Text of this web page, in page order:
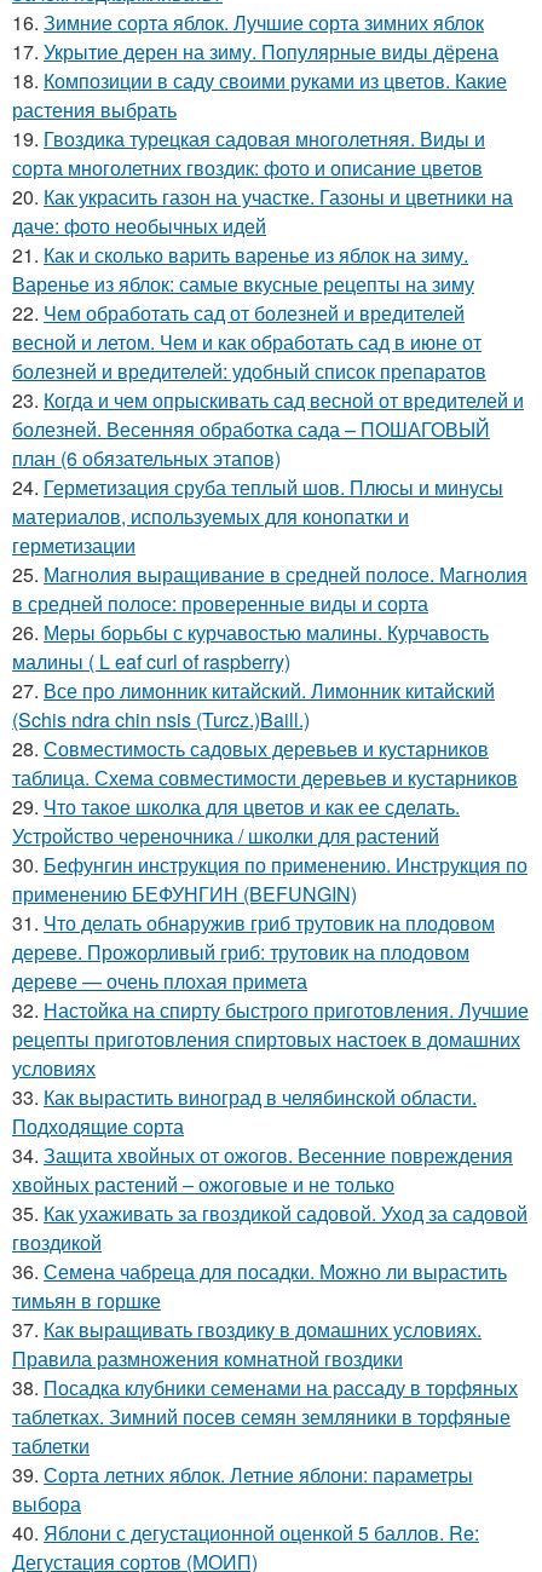
16. Зимние сорта яблок. Лучшие сорта зимних яблок
17. Укрытие дерен на зиму. Популярные виды дёрена
18. Композиции в саду своими руками из цветов. Какие
растения выбрать
19. Гвоздика турецкая садовая многолетняя. Виды и
сорта многолетних гвоздик: фото и описание цветов
20. Как украсить газон на участке. Газоны и цветники на
даче: фото необычных идей
21. Как и сколько варить варенье из яблок на зиму.
Варенье из яблок: самые вкусные рецепты на зиму
22. Чем обработать сад от болезней и вредителей
весной и летом. Чем и как обработать сад в июне от
болезней и вредителей: удобный список препаратов
23. Когда и чем опрыскивать сад весной от вредителей и
болезней. Весенняя обработка сада – ПОШАГОВЫЙ
план (6 обязательных этапов)
24. Герметизация сруба теплый шов. Плюсы и минусы
материалов, используемых для конопатки и
герметизации
25. Магнолия выращивание в средней полосе. Магнолия
в средней полосе: проверенные виды и сорта
26. Меры борьбы с курчавостью малины. Курчавость
малины ( L eaf curl of raspberry)
27. Все про лимонник китайский. Лимонник китайский
(Schis ndra chin nsis (Turcz.)Baill.)
28. Совместимость садовых деревьев и кустарников
таблица. Схема совместимости деревьев и кустарников
29. Что такое школка для цветов и как ее сделать.
Устройство череночника / школки для растений
30. Бефунгин инструкция по применению. Инструкция по
применению БЕФУНГИН (BEFUNGIN)
31. Что делать обнаружив гриб трутовик на плодовом
дереве. Прожорливый гриб: трутовик на плодовом
дереве — очень плохая примета
32. Настойка на спирту быстрого приготовления. Лучшие
рецепты приготовления спиртовых настоек в домашних
условиях
33. Как вырастить виноград в челябинской области.
Подходящие сорта
34. Защита хвойных от ожогов. Весенние повреждения
хвойных растений – ожоговые и не только
35. Как ухаживать за гвоздикой садовой. Уход за садовой
гвоздикой
36. Семена чабреца для посадки. Можно ли вырастить
тимьян в горшке
37. Как выращивать гвоздику в домашних условиях.
Правила размножения комнатной гвоздики
38. Посадка клубники семенами на рассаду в торфяных
таблетках. Зимний посев семян земляники в торфяные
таблетки
39. Сорта летних яблок. Летние яблони: параметры
выбора
40. Яблони с дегустационной оценкой 5 баллов. Re:
Дегустация сортов (МОИП)